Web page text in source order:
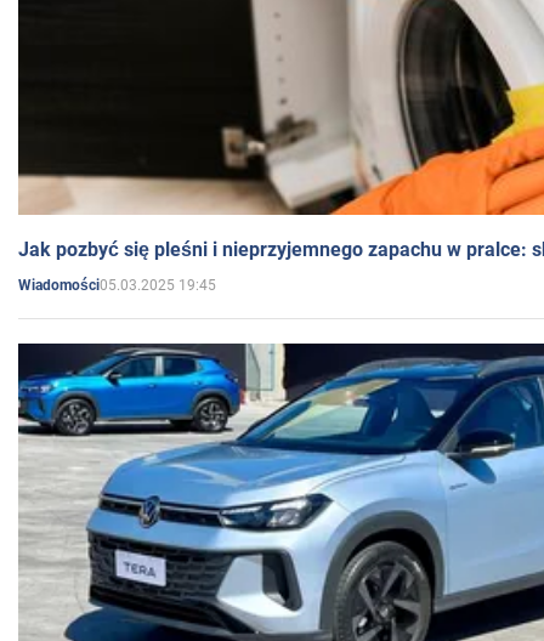
Jak pozbyć się pleśni i nieprzyjemnego zapachu w pralce:
Wiadomości05.03.2025 19:45